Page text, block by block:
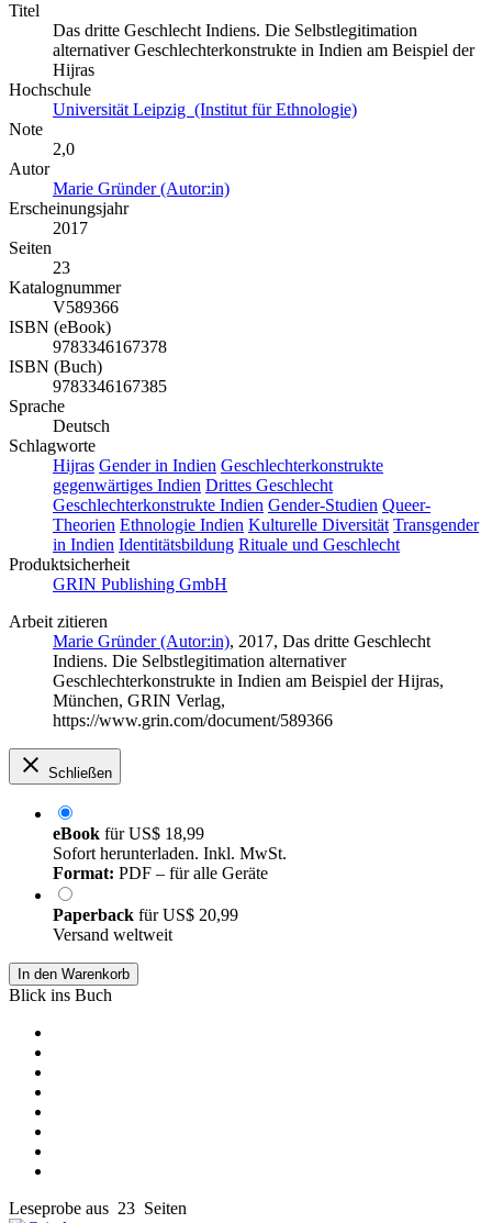
Titel
Das dritte Geschlecht Indiens. Die Selbstlegitimation
alternativer Geschlechterkonstrukte in Indien am Beispiel der
Hijras
Hochschule
Universität Leipzig (Institut für Ethnologie)
Note
2,0
Autor
Marie Gründer (Autor:in)
Erscheinungsjahr
2017
Seiten
23
Katalognummer
V589366
ISBN (eBook)
9783346167378
ISBN (Buch)
9783346167385
Sprache
Deutsch
Schlagworte
Hijras Gender in Indien Geschlechterkonstrukte
gegenwärtiges Indien Drittes Geschlecht
Geschlechterkonstrukte Indien Gender-Studien Queer-
Theorien Ethnologie Indien Kulturelle Diversität Transgender
in Indien Identitätsbildung Rituale und Geschlecht
Produktsicherheit
GRIN Publishing GmbH
Arbeit zitieren
Marie Gründer (Autor:in), 2017, Das dritte Geschlecht
Indiens. Die Selbstlegitimation alternativer
Geschlechterkonstrukte in Indien am Beispiel der Hijras,
München, GRIN Verlag,
https://www.grin.com/document/589366
Schließen
eBook fürUS$ 18,99
Sofort herunterladen. Inkl. MwSt.
Format: PDF – für alle Geräte
Paperback fürUS$ 20,99
Versand weltweit
In den Warenkorb
Blick ins Buch
Leseprobe aus 23 Seiten